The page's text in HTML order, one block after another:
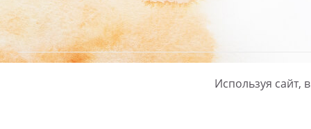
Политика
Используя сайт,